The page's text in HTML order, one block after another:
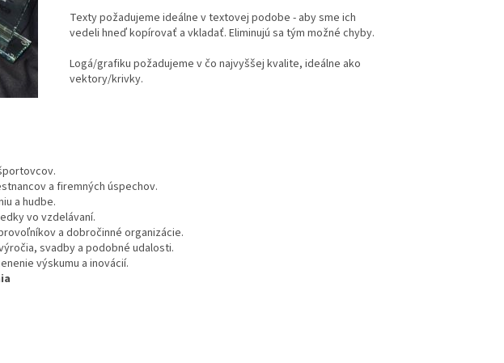
Texty požadujeme ideálne v textovej podobe - aby sme ich
vedeli hneď kopírovať a vkladať. Eliminujú sa tým možné chyby.
Logá/grafiku požadujeme v čo najvyššej kvalite, ideálne ako
vektory/krivky.
a firemných úspechov.
a hudbe.
vo vzdelávaní.
a dobročinné organizácie.
svadby a podobné udalosti.
výskumu a inovácií.